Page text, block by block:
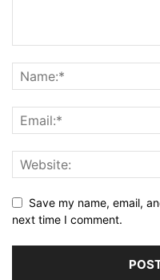
Save my name, email,
next time I comment.